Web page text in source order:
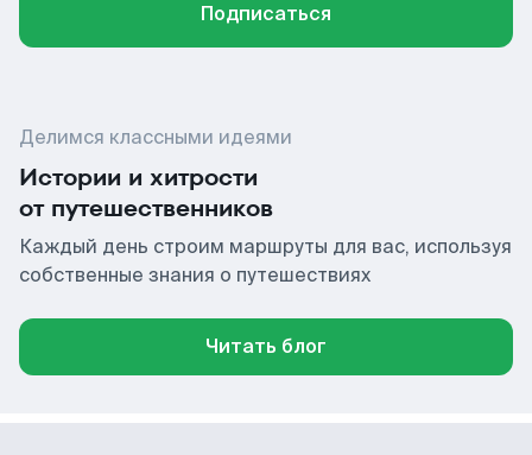
Подписаться
Делимся классными идеями
Истории и хитрости
от путешественников
Каждый день строим маршруты для вас, используя
собственные знания о путешествиях
Читать блог